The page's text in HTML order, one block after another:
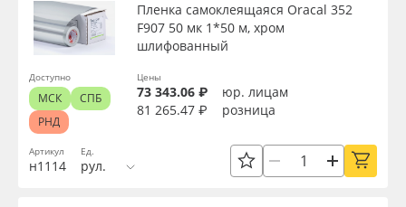
Страна происхождения
Производитель
Торговая марка
Артикул
н1114
Пленка самоклеящаяся Oracal 352
F907 50 мк 1*50 м, хром
шлифованный
Ед.
рул.
Цены
73 343.06 ₽
юр. лицам
81 265.47 ₽
розница
Доступно
МСК
СПБ
РНД